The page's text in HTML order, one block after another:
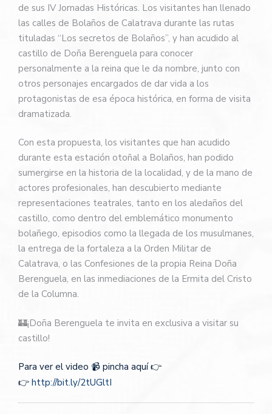
de sus IV Jornadas Históricas. Los visitantes han llenado
las calles de Bolaños de Calatrava durante las rutas
tituladas “Los secretos de Bolaños”, y han acudido al
castillo de Doña Berenguela para conocer
personalmente a la reina que le da nombre, junto con
otros personajes encargados de dar vida a los
protagonistas de esa época histórica, en forma de visita
dramatizada.
Con esta propuesta, los visitantes que han acudido
durante esta estación otoñal a Bolaños, han podido
sumergirse en la historia de la localidad, y de la mano de
actores profesionales, han descubierto mediante
representaciones teatrales, tanto en los aledaños del
castillo, como dentro del emblemático monumento
bolañego, episodios como la llegada de los musulmanes,
la entrega de la fortaleza a la Orden Militar de
Calatrava, o las Confesiones de la propia Reina Doña
Berenguela, en las inmediaciones de la Ermita del Cristo
de la Columna.
🏰¡Doña Berenguela te invita en exclusiva a visitar su
castillo!
Para ver el video 📹 pincha aquí👉
👉 http://bit.ly/2tUGltI